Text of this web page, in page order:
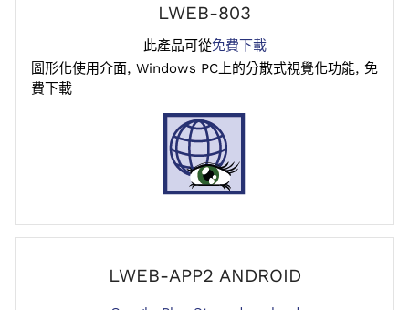
LWEB-803
此產品可從免費下載
圖形化使用介面, Windows PC上的分散式視覺化功能, 免
費下載
LWEB-APP2 ANDROID